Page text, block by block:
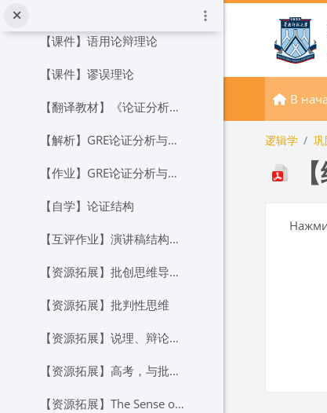
Перейти к основному содержанию
Свернуть
【课件】语用论辩理论
【课件】谬误理论
【翻译教材】《论证分析与评价》
【解析】GRE论证分析与评价
【作业】GRE论证分析与评价
【自学】论证结构
【互评作业】演讲稿结构分析
【资源拓展】批创思维导论（2017版）
【资源拓展】批判性思维
【资源拓展】说理、辩论的几大误区，你能避免吗？
【资源拓展】高考，与批判性思维有多大关系？
【资源拓展】The Sense of Style The Thinking Persons Guide to Writing in the 21st Century
В
逻辑学 巩